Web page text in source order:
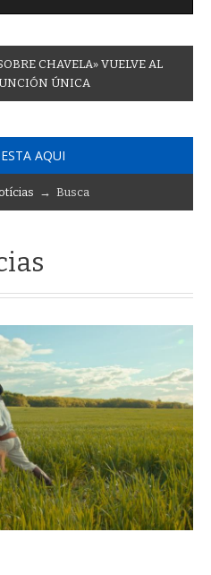
OBRE CHAVELA» VUELVE AL
NCIÓN ÚNICA
AQUI
→ Busca